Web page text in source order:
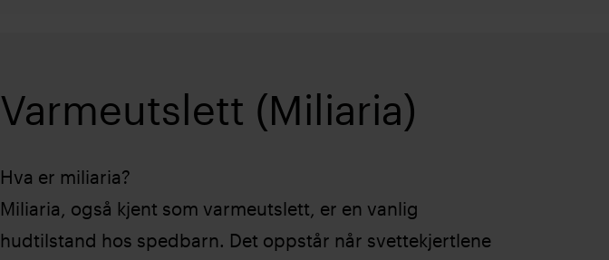
Varmeutslett (Miliaria)
Hva er miliaria?
Miliaria, også kjent som varmeutslett, er en vanlig
hudtilstand hos spedbarn. Det oppstår når svettekjertlene